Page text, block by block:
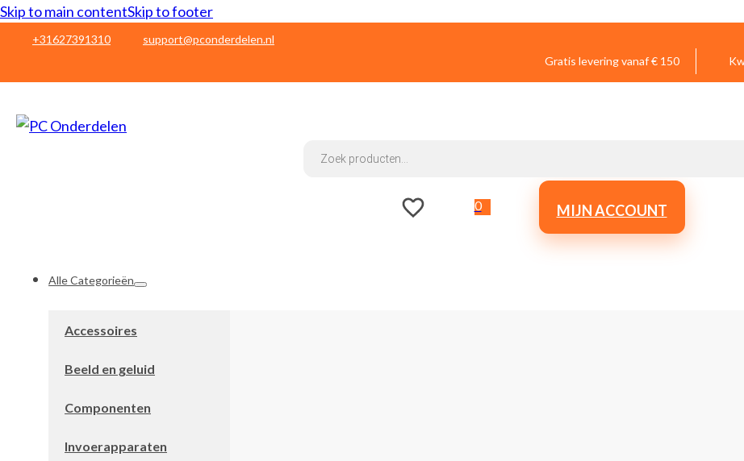
Skip to main contentSkip to footer
+31627391310
support@pconderdelen.nl
Gratis levering vanaf € 150
search
0 MIJN ACCOUNT
Alle Categorieën
Accessoires
Beeld en geluid
Componenten
Invoerapparaten